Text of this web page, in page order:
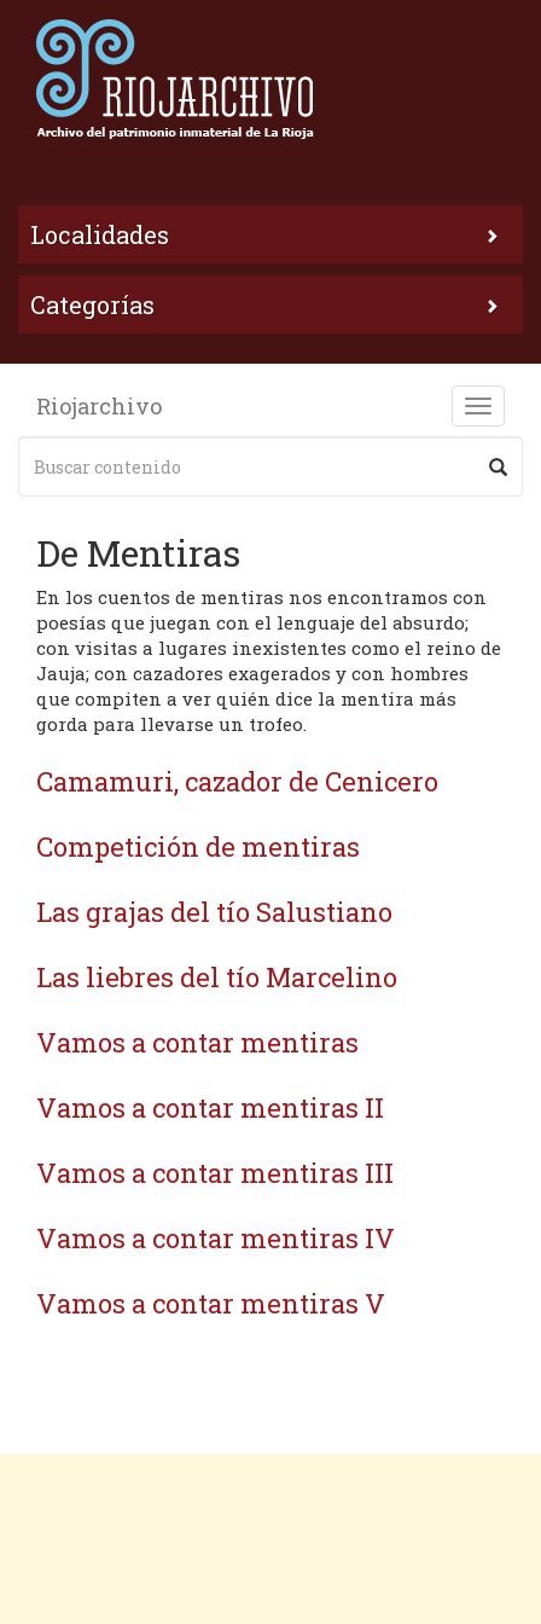
Localidades
Categorías
Toggle
Riojarchivo
De Mentiras
En los cuentos de mentiras nos encontramos con
poesías que juegan con el lenguaje del absurdo;
con visitas a lugares inexistentes como el reino de
Jauja; con cazadores exagerados y con hombres
que compiten a ver quién dice la mentira más
gorda para llevarse un trofeo.
Camamuri, cazador de Cenicero
Competición de mentiras
Las grajas del tío Salustiano
Las liebres del tío Marcelino
Vamos a contar mentiras
Vamos a contar mentiras II
Vamos a contar mentiras III
Vamos a contar mentiras IV
Vamos a contar mentiras V